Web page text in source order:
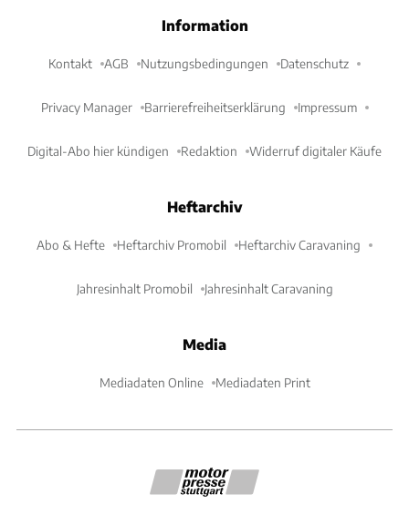
Information
Kontakt AGB Nutzungsbedingungen Datenschutz
Privacy Manager Barrierefreiheitserklärung Impressum
Digital-Abo hier kündigen Redaktion Widerruf digitaler Käufe
Heftarchiv
Abo & Hefte Heftarchiv Promobil Heftarchiv Caravaning
Jahresinhalt Promobil Jahresinhalt Caravaning
Media
Mediadaten Online Mediadaten Print